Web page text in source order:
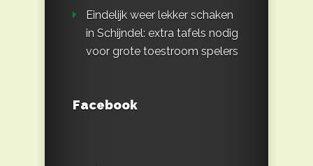
Eindelijk weer lekker schaken
in Schijndel: extra tafels nodig
voor grote toestroom spelers
Facebook